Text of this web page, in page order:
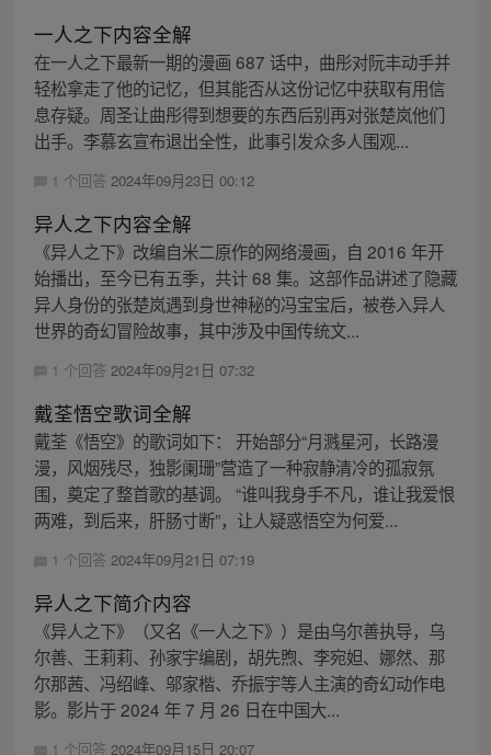
一人之下内容全解
在一人之下最新一期的漫画 687 话中，曲彤对阮丰动手并
轻松拿走了他的记忆，但其能否从这份记忆中获取有用信
息存疑。周圣让曲彤得到想要的东西后别再对张楚岚他们
出手。李慕玄宣布退出全性，此事引发众多人围观...
1 个回答 2024年09月23日 00:12
异人之下内容全解
《异人之下》改编自米二原作的网络漫画，自 2016 年开
始播出，至今已有五季，共计 68 集。这部作品讲述了隐藏
异人身份的张楚岚遇到身世神秘的冯宝宝后，被卷入异人
世界的奇幻冒险故事，其中涉及中国传统文...
1 个回答 2024年09月21日 07:32
戴荃悟空歌词全解
戴荃《悟空》的歌词如下： 开始部分“月溅星河，长路漫
漫，风烟残尽，独影阑珊”营造了一种寂静清冷的孤寂氛
围，奠定了整首歌的基调。 “谁叫我身手不凡，谁让我爱恨
两难，到后来，肝肠寸断”，让人疑惑悟空为何爱...
1 个回答 2024年09月21日 07:19
异人之下简介内容
《异人之下》（又名《一人之下》）是由乌尔善执导，乌
尔善、王莉莉、孙家宇编剧，胡先煦、李宛妲、娜然、那
尔那茜、冯绍峰、邬家楷、乔振宇等人主演的奇幻动作电
影。影片于 2024 年 7 月 26 日在中国大...
1 个回答 2024年09月15日 20:07